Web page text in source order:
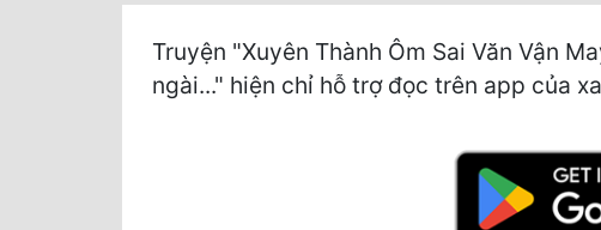
Truyện "Xuyên Thành Ôm Sai Văn Vận
ngài..." hiện chỉ hỗ trợ đọc trên app của